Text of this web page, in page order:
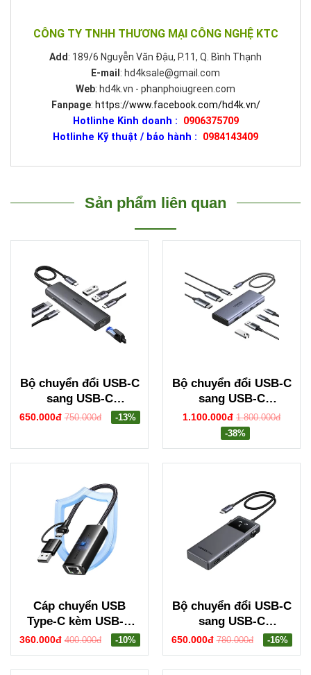
CÔNG TY TNHH THƯƠNG MẠI CÔNG NGHỆ KTC
Add: 189/6 Nguyễn Văn Đậu, P.11, Q. Bình Thạnh
E-mail : hd4ksale@gmail.com
Web: hd4k.vn - phanphoiugreen.com
Fanpage: https://www.facebook.com/hd4k.vn/
Hotlinhe Kinh doanh : 0906375709
Hotlinhe Kỹ thuật / bảo hành : 0984143409
Sản phẩm liên quan
Bộ chuyển đổi USB-C
sang USB-C
PD+3*USB
45000 CM512
650.000đ 750.000đ -13%
Bộ chuyển đổi USB-C
sang USB-C
PD+2USB-A
3.2+2USB-C
3.2+2HDMI hỗ trợ 4K
Ugreen 45379
1.100.000đ 1.800.000đ
-38%
Cáp chuyển USB
Type-C kèm USB-A
sang cổng mạng
Gigabit Ugreen 15638
CM650
360.000đ 400.000đ -10%
Bộ chuyển đổi USB-C
sang USB-C
PD+2*USB
3.2+2*USB-C
3.2+HDMI Groovy
650.000đ 780.000đ -16%